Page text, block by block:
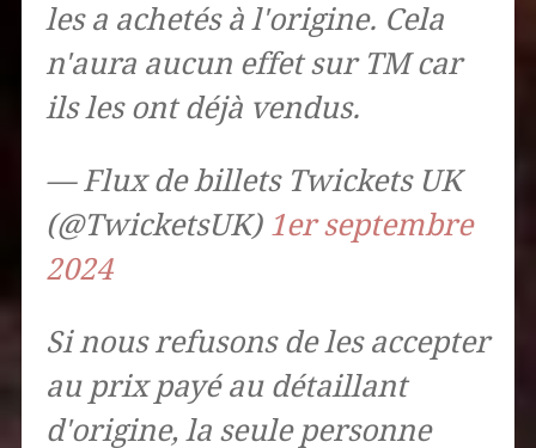
les a achetés à l'origine. Cela
n'aura aucun effet sur TM car
ils les ont déjà vendus.
— Flux de billets Twickets UK
(@TwicketsUK) 1er septembre
2024
Si nous refusons de les accepter
au prix payé au détaillant
d'origine, la seule personne